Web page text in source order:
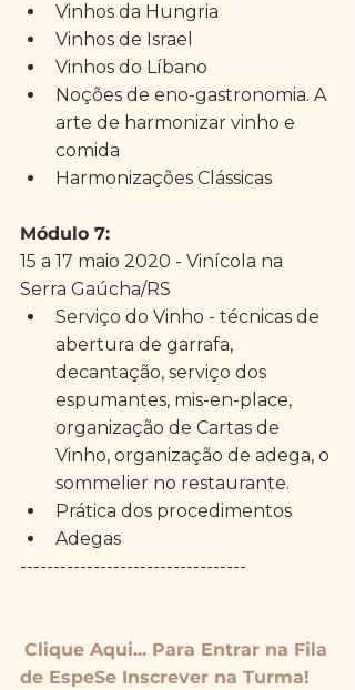
Vinhos da Hungria
Vinhos de Israel
Vinhos do Líbano
Noções de eno-gastronomia. A
arte de harmonizar vinho e
comida
Harmonizações Clássicas
Módulo 7:
15 a 17 maio 2020 - Vinícola na
Serra Gaúcha/RS
Serviço do Vinho - técnicas de
abertura de garrafa,
decantação, serviço dos
espumantes, mis-en-place,
organização de Cartas de
Vinho, organização de adega, o
sommelier no restaurante.
Prática dos procedimentos
Adegas
----------------------------------
Clique Aqui... Para Entrar na Fila
de EspeSe Inscrever na Turma!